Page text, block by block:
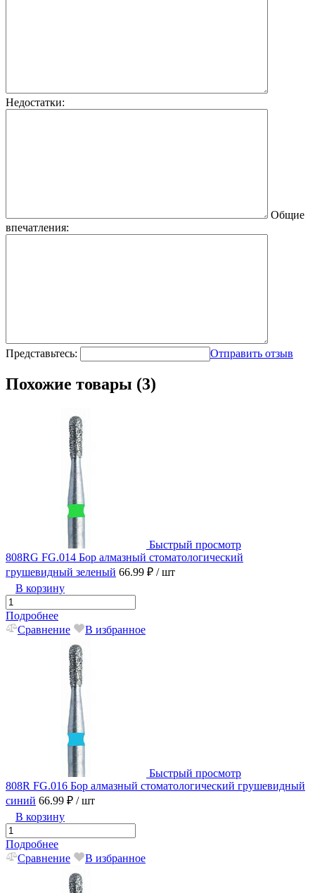
Недостатки:
Общие
впечатления:
Представьтесь: Отправить отзыв
Похожие товары (3)
Быстрый просмотр
808RG FG.014 Бор алмазный стоматологический
грушевидный зеленый 66.99 ₽ / шт
В корзину
Подробнее
Сравнение
В избранное
Быстрый просмотр
808R FG.016 Бор алмазный стоматологический грушевидный
синий 66.99 ₽ / шт
В корзину
Подробнее
Сравнение
В избранное